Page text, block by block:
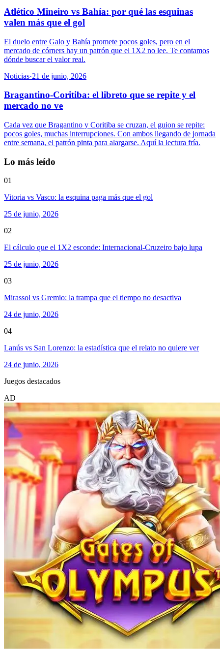
Atlético Mineiro vs Bahía: por qué las esquinas
valen más que el gol
El duelo entre Galo y Bahía promete pocos goles, pero en el
mercado de córners hay un patrón que el 1X2 no lee. Te contamos
dónde buscar el valor real.
Noticias·21 de junio, 2026
Bragantino-Coritiba: el libreto que se repite y el
mercado no ve
Cada vez que Bragantino y Coritiba se cruzan, el guion se repite:
pocos goles, muchas interrupciones. Con ambos llegando de jornada
entre semana, el patrón pinta para alargarse. Aquí la lectura fría.
Lo más leído
01
Vitoria vs Vasco: la esquina paga más que el gol
25 de junio, 2026
02
El cálculo que el 1X2 esconde: Internacional-Cruzeiro bajo lupa
25 de junio, 2026
03
Mirassol vs Gremio: la trampa que el tiempo no desactiva
24 de junio, 2026
04
Lanús vs San Lorenzo: la estadística que el relato no quiere ver
24 de junio, 2026
Juegos destacados
AD